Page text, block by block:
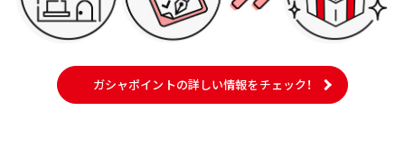
ガシャポイントの詳しい情報をチェック！